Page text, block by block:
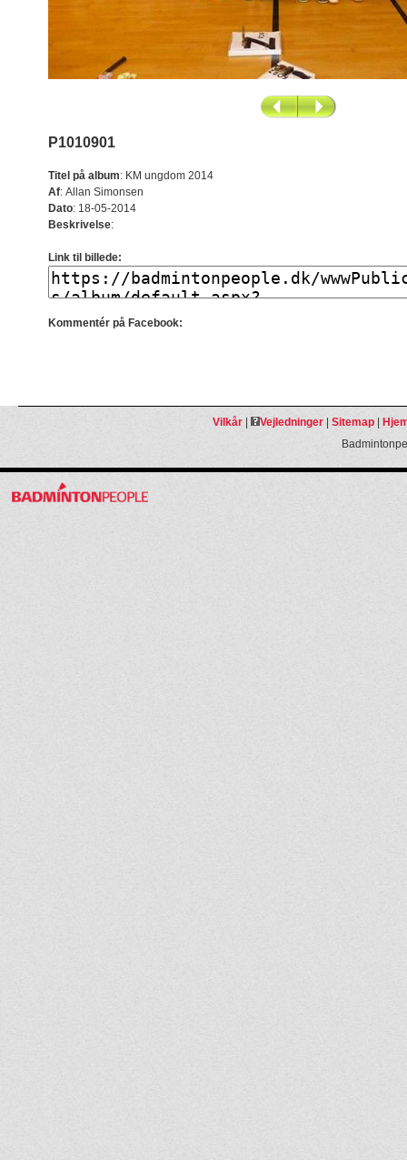
P1010901
Titel på album: KM ungdom 2014
Af: Allan Simonsen
Dato: 18-05-2014
Beskrivelse:
Link til billede:
Kommentér på Facebook:
Vilkår| Vejledninger| Sitemap|